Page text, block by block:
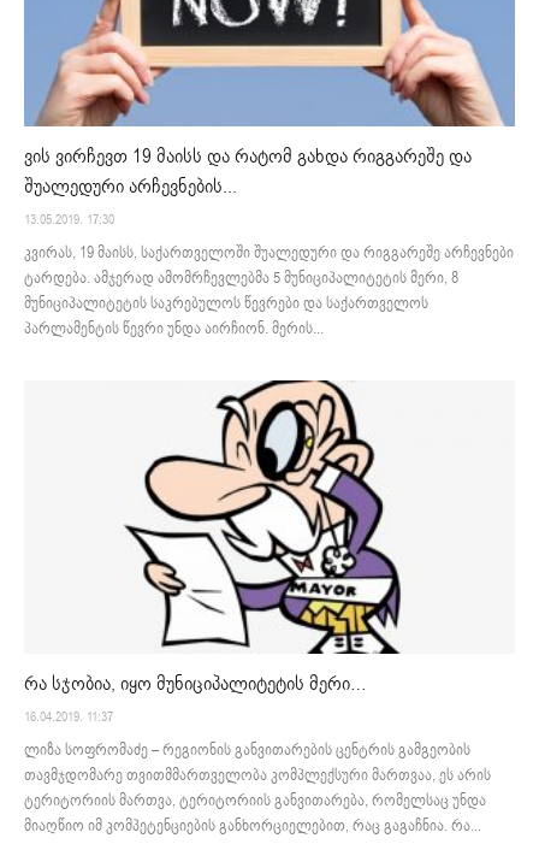
ვის ვირჩევთ 19 მაისს და რატომ გახდა რიგგარეშე და
შუალედური არჩევნების...
13.05.2019. 17:30
კვირას, 19 მაისს, საქართველოში შუალედური და რიგგარეშე არჩევნები
ტარდება. ამჯერად ამომრჩევლებმა 5 მუნიციპალიტეტის მერი, 8
მუნიციპალიტეტის საკრებულოს წევრები და საქართველოს
პარლამენტის წევრი უნდა აირჩიონ. მერის...
რა სჯობია, იყო მუნიციპალიტეტის მერი…
16.04.2019. 11:37
ლიზა სოფრომაძე – რეგიონის განვითარების ცენტრის გამგეობის
თავმჯდომარე თვითმმართველობა კომპლექსური მართვაა, ეს არის
ტერიტორიის მართვა, ტერიტორიის განვითარება, რომელსაც უნდა
მიაღწიო იმ კომპეტენციების განხორციელებით, რაც გაგაჩნია. რა...